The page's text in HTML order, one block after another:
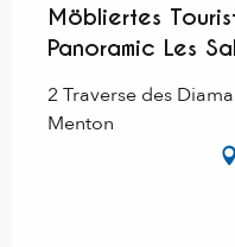
Möbliertes
Panoramic Les
2 Traverse des
Menton